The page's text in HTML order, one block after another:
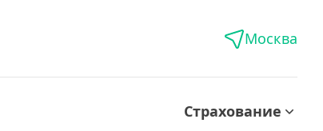
Москва
Страхование